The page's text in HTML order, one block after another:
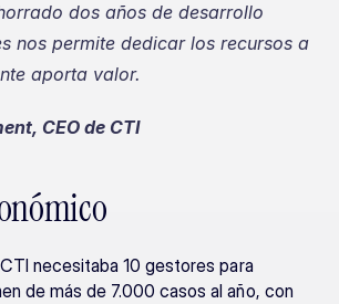
dos años de desarrollo
nos permite dedicar los recursos a
aporta valor.
CEO de CTI
necesitaba 10 gestores para
de más de 7.000 casos al año, con